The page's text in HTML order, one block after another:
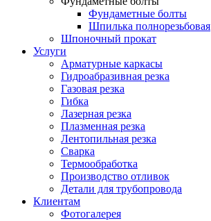
Фундаметные болты
Шпилька полнорезьбовая
Шпоночный прокат
Услуги
Арматурные каркасы
Гидроабразивная резка
Газовая резка
Гибка
Лазерная резка
Плазменная резка
Лентопильная резка
Сварка
Термообработка
Производство отливок
Детали для трубопровода
Клиентам
Фотогалерея